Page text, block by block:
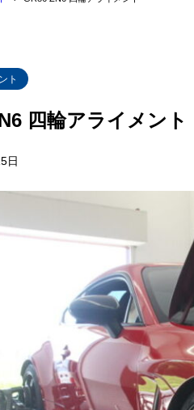
ト
四輪アライメント
日